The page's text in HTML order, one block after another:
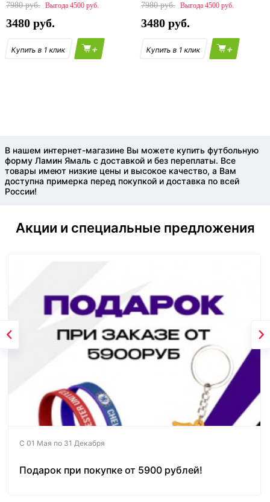
7980
4500
3480
+
7980
4500
3480
+
В нашем интернет-магазине Вы можете купить футбольную
форму Ламин Ямаль с доставкой и без переплаты. Все
товары имеют низкие цены и высокое качество, а Вам
доступна примерка перед покупкой и доставка по всей
России!
Акции и специальные предложения
С 01 Мая по 31 Декабря
Подарок при покупке от 5900 рублей!